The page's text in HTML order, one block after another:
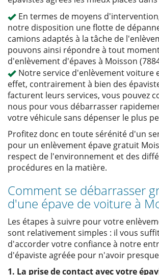
En termes de moyens
notre disposition une flotte de
camions adaptés à la tâche de
pouvons ainsi répondre à tout
d'enlèvement d'épaves à Moisson
Notre service d'enlèvement voiture
effet, contrairement à bien des
facturent leurs services, vous pouvez
nous pour vous débarrasser
votre véhicule sans dépenser le plus
Profitez donc en toute sérénité d'un
pour un enlèvement épave gratuit
respect de l'environnement et des
procédures en la matière.
Comment se débarrasser
d'une épave de voiture à
Les étapes à suivre pour votre
sont relativement simples : il vous
d'accorder votre confiance à notre
d'épaviste agréée pour n'avoir
1. La prise de contact avec votre